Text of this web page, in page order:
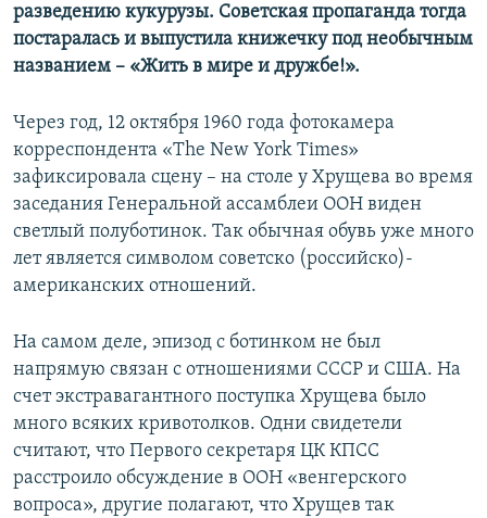
разведению кукурузы. Советская пропаганда тогда
постаралась и выпустила книжечку под необычным
названием – «Жить в мире и дружбе!».
Через год, 12 октября 1960 года фотокамера
корреспондента «The New York Times»
зафиксировала сцену – на столе у Хрущева во время
заседания Генеральной ассамблеи ООН виден
светлый полуботинок. Так обычная обувь уже много
лет является символом советско (российско)-
американских отношений.
На самом деле, эпизод с ботинком не был
напрямую связан с отношениями СССР и США. На
счет экстравагантного поступка Хрущева было
много всяких кривотолков. Одни свидетели
считают, что Первого секретаря ЦК КПСС
расстроило обсуждение в ООН «венгерского
вопроса», другие полагают, что Хрущев так